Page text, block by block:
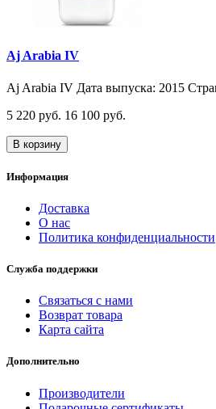
Aj Arabia IV
Aj Arabia IV Дата выпуска: 2015
5 220 руб. 16 100 руб.
В корзину
Информация
Доставка
О нас
Политика конфиденциальности
Служба поддержки
Связаться с нами
Возврат товара
Карта сайта
Дополнительно
Производители